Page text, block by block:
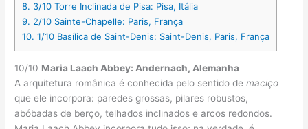
8. 3/10 Torre Inclinada de Pisa: Pisa, Itália
9. 2/10 Sainte-Chapelle: Paris, França
10. 1/10 Basílica de Saint-Denis: Saint-Denis, Paris, França
10/10 Maria Laach Abbey: Andernach, Alemanha
A arquitetura românica é conhecida pelo sentido demaciço
que ele incorpora: paredes grossas, pilares robustos,
abóbadas de berço, telhados inclinados e arcos redondos.